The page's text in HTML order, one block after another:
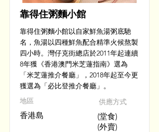
靠得住粥麵小館
靠得住粥麵小館以自家鮮魚湯粥底馳
名，魚湯以四種鮮魚配合精準火候熬製
四小時。灣仔克街總店於2011年起連續
8年獲《香港澳門米芝蓮指南》選為
「米芝蓮推介餐廳」，2018年起至今更
獲選為「必比登推介餐廳」。
​地區
香港島
供應方式
(堂食)
(外賣)